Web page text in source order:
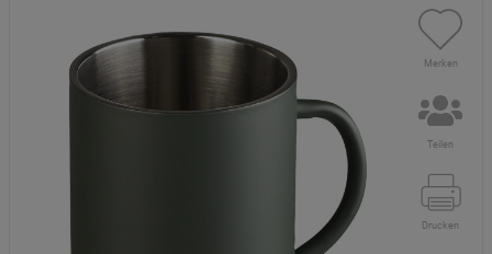
Merken
Teilen
Drucken